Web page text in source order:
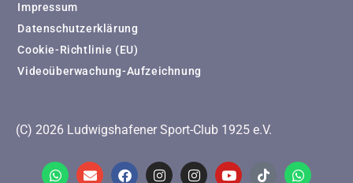
Impressum
Datenschutzerklärung
Cookie-Richtlinie (EU)
Videoüberwachung-Aufzeichnung
(C) 2026 Ludwigshafener Sport-Club 1925 e.V.